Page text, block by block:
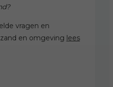
vragen en
en omgeving lees